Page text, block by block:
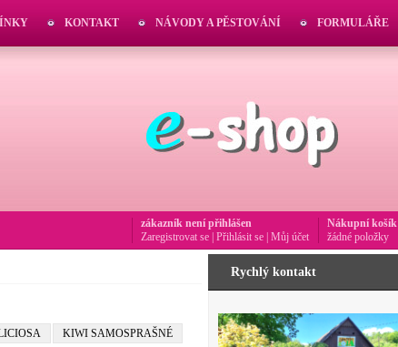
KIWI SAMOSPRAŠNÉ
Rychlý kontakt
KONTAKT NÁVODY A PĚSTOVÁNÍ FORMULÁŘE
Nákupní košík
žádné položky
zákazník není přihlášen
Zaregistrovat se Přihlásit se Můj účet